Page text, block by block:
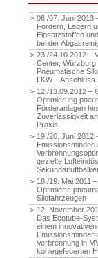
> 06./07. Juni 2013
Fördern, Lagern
Einsatzstoffen
bei der
> 23./24.10.2012 –
Center, Würzburg
Pneumatische
LKW –
> 12./13.09.2012 –
Optimierung
Förderanlagen
Zuverlässigkeit
Praxis
> 19./20. Juni 2012
gezielte
> 18./19. Mai 2011
Optimierte
Silofahrzeugen
> 12. November
Das Ecotube-
einem
Verbrennung in
kohlegefeuerten